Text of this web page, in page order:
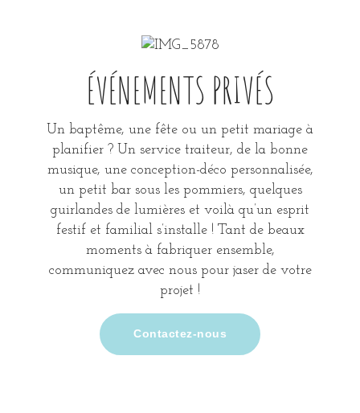
ÉVÉNEMENTS PRIVÉS
Un baptême, une fête ou un petit mariage à
planifier ? Un service traiteur, de la bonne
musique, une conception-déco personnalisée,
un petit bar sous les pommiers, quelques
guirlandes de lumières et voilà qu’un esprit
festif et familial s’installe ! Tant de beaux
moments à fabriquer ensemble,
communiquez avec nous pour jaser de votre
projet !
Contactez-nous